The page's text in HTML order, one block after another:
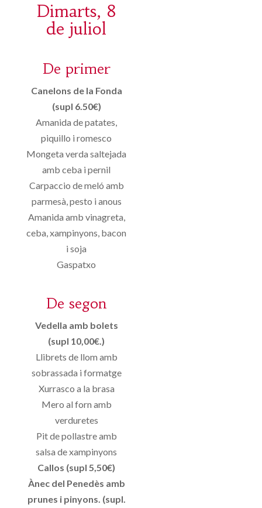
Dimarts, 8
de juliol
De primer
Canelons de la Fonda
(supl 6.50€)
Amanida de patates,
piquillo i romesco
Mongeta verda saltejada
amb ceba i pernil
Carpaccio de meló amb
parmesà, pesto i anous
Amanida amb vinagreta,
ceba, xampinyons, bacon
i soja
Gaspatxo
De segon
Vedella amb bolets
(supl 10,00€.)
Llibrets de llom amb
sobrassada i formatge
Xurrasco a la brasa
Mero al forn amb
verduretes
Pit de pollastre amb
salsa de xampinyons
Callos (supl 5,50€)
Ànec del Penedès amb
prunes i pinyons. (supl.